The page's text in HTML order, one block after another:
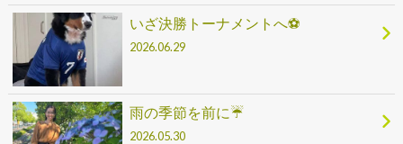
いざ決勝トーナメントへ⚽
2026.06.29
雨の季節を前に☔
2026.05.30